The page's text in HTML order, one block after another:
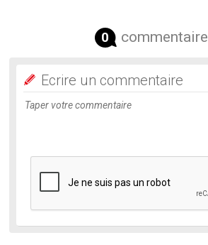
0 commentaire
Ecrire un commentaire